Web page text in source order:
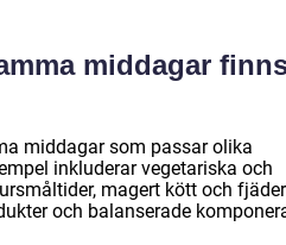
middagar
middagar som passar olika
inkluderar vegetariska och
magert kött och
och balanserade